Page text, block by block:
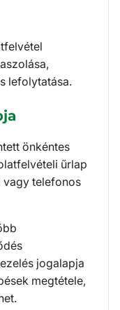
lefolytatása.
önkéntes
űrlap
vagy telefonos
jogalapja
megtétele,